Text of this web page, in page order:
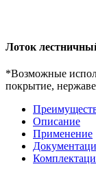
Лоток
*Возможные
покрытие,
Описание
Применение